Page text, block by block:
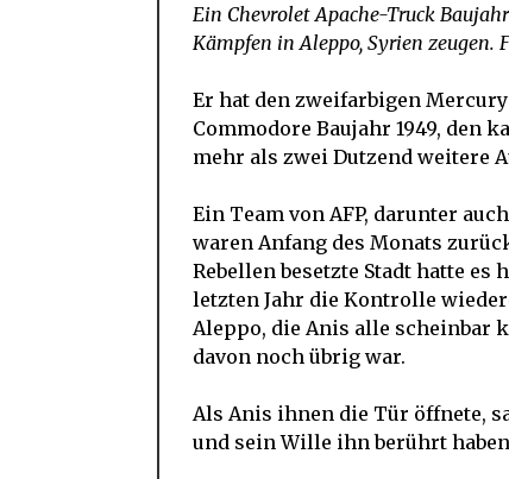
Ein Chevrolet Apache-Truck
Kämpfen in Aleppo, Syrien zeugen.
Er hat den zweifarbigen
Commodore Baujahr 1949, den
mehr als zwei Dutzend weitere
Ein Team von AFP, darunter
waren Anfang des Monats
Rebellen besetzte Stadt hatte
letzten Jahr die Kontrolle
Aleppo, die Anis alle scheinbar
davon noch übrig war.
Als Anis ihnen die Tür öffnete,
und sein Wille ihn berührt